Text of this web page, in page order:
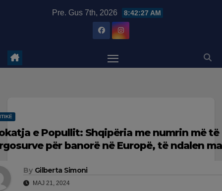
Pre. Gus 7th, 2026 8:42:28 AM
e Popullit: Shqipëria me numrin më
për banorë në Europë, të ndalen
By Gilberta Simoni
MAJ 21, 2024